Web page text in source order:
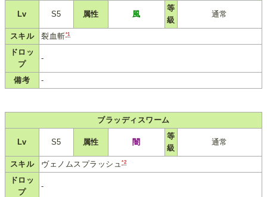
Lv S5 属性 風
等
級
通常
スキル 裂血斬*1
ドロッ
プ
-
備考 -
ブラッディスワーム
Lv S5 属性 闇
等
級
通常
スキル ヴェノムスプラッシュ*2
ドロッ
プ
-